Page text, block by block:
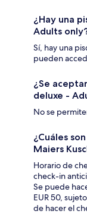
¿Hay una
Adults
Sí, hay una
pueden
¿Se
deluxe -
No se
¿Cuáles
Maiers
Horario de
check-in
Se puede
EUR 50,
de hacer el